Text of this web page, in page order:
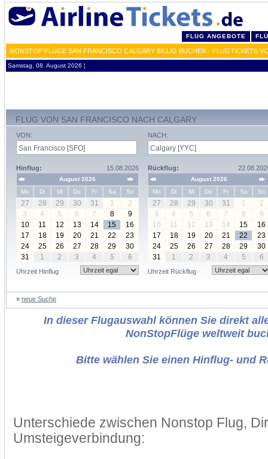
FLUG ANGEBOTE
NONSTOP FLÜGE SAN FRANCISCO CALGARY BILLIG BUCHEN - FLUGTICKETS
Samstag, 08. August 2026 ¦
FLUG VON SAN FRANCISCO NACH CALGARY
VON:
Hinflug: 15.08.2026
August 2026
Mo
Di Mi Do Fr Sa So
27 28 29 30 31 1
2
3
4 5 6 7 8
9
10
11 12 13 14 15
16
17
18 19 20 21 22
23
24
25 26 27 28 29
30
31
1 2 3 4 5 6
Uhrzeit Hinflug
NACH:
Rückflug:
August 2026
Mo
Di Mi Do Fr Sa So
27 28 29 30 31 1
2
3
4 5 6 7 8
9
10
11 12 13 14 15
16
17
18 19 20 21 22
23
24
25 26 27 28 29
30
31
1 2 3 4 5 6
Uhrzeit Rückflug
» neue Suche
In dieser Flugauswahl können Sie direkt
NonStopFlüge weltweit
Bitte wählen Sie einen Hinflug- und
Unterschiede zwischen Nonstop Flug,
Umsteigeverbindung: